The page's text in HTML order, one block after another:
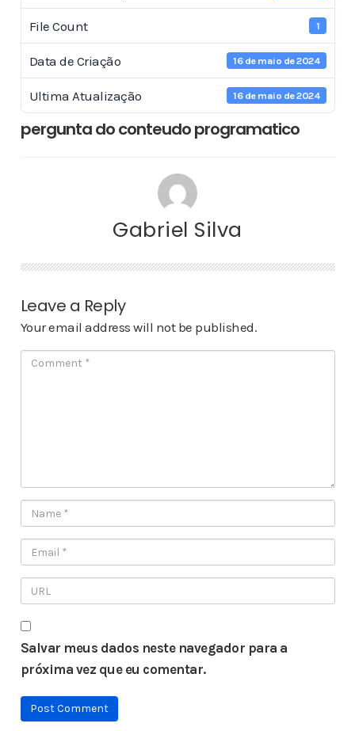
File Count 1
Data de Criação 16 de maio de 2024
Ultima Atualização 16 de maio de 2024
pergunta do conteudo programatico
Gabriel Silva
Leave a Reply
Your email address will not be published.
Salvar meus dados neste navegador para a
próxima vez que eu comentar.